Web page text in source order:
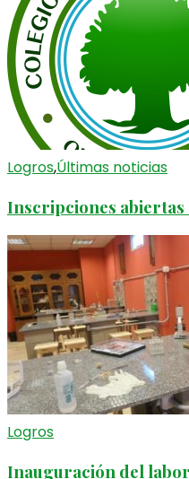
Logros,Últimas noticias
Inscripciones abiertas
Logros
Inauguración del